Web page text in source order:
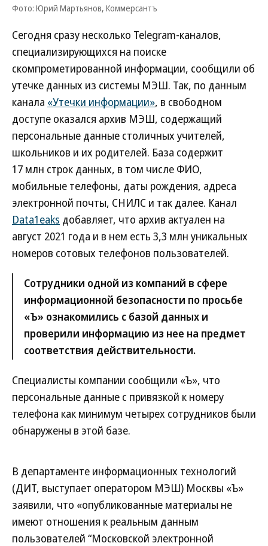
Фото: Юрий Мартьянов, Коммерсантъ
Сегодня сразу несколько Telegram-каналов,
специализирующихся на поиске
скомпрометированной информации, сообщили об
утечке данных из системы МЭШ. Так, по данным
канала «Утечки информации», в свободном
доступе оказался архив МЭШ, содержащий
персональные данные столичных учителей,
школьников и их родителей. База содержит
17 млн строк данных, в том числе ФИО,
мобильные телефоны, даты рождения, адреса
электронной почты, СНИЛС и так далее. Канал
Data1eaks добавляет, что архив актуален на
август 2021 года и в нем есть 3,3 млн уникальных
номеров сотовых телефонов пользователей.
Сотрудники одной из компаний в сфере
информационной безопасности по просьбе
«Ъ» ознакомились с базой данных и
проверили информацию из нее на предмет
соответствия действительности.
Специалисты компании сообщили «Ъ», что
персональные данные с привязкой к номеру
телефона как минимум четырех сотрудников были
обнаружены в этой базе.
В департаменте информационных технологий
(ДИТ, выступает оператором МЭШ) Москвы «Ъ»
заявили, что «опубликованные материалы не
имеют отношения к реальным данным
пользователей “Московской электронной